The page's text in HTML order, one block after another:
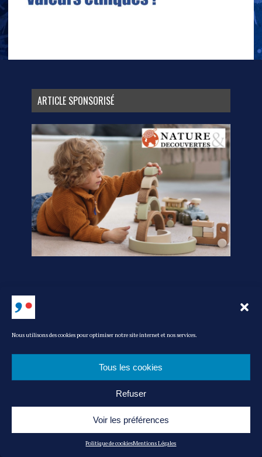
Nous utilisons des cookies pour optimiser notre site internet et nos services.
Tous les cookies
Refuser
Voir les préférences
Politique de cookiesMentions Légales
ARTICLE SPONSORISÉ